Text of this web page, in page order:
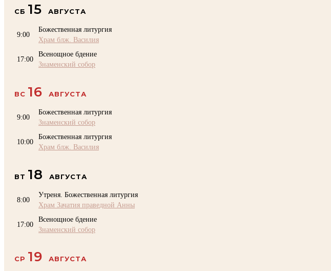
СБ 15 АВГУСТА
9:00
Божественная литургия
Храм блж. Василия
17:00
Всенощное бдение
Знаменский собор
ВС 16 АВГУСТА
9:00
Божественная литургия
Знаменский собор
10:00
Божественная литургия
Храм блж. Василия
ВТ 18 АВГУСТА
8:00
Утреня. Божественная литургия
Храм Зачатия праведной Анны
17:00
Всенощное бдение
Знаменский собор
СР 19 АВГУСТА